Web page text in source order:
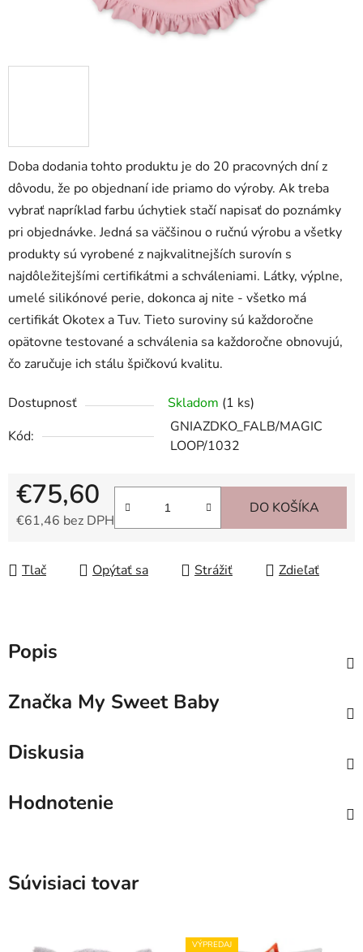
Doba dodania tohto produktu je do 20 pracovných dní z
dôvodu, že po objednaní ide priamo do výroby. Ak treba
vybrať napríklad farbu úchytiek stačí napisať do poznámky
pri objednávke. Jedná sa väčšinou o ručnú výrobu a všetky
produkty sú vyrobené z najkvalitnejších surovín s
najdôležitejšími certifikátmi a schváleniami. Látky, výplne,
umelé silikónové perie, dokonca aj nite - všetko má
certifikát Okotex a Tuv. Tieto suroviny sú každoročne
opätovne testované a schválenia sa každoročne obnovujú,
čo zaručuje ich stálu špičkovú kvalitu.
Dostupnosť Skladom (1 ks)
Kód:
GNIAZDKO_FALB/MAGIC
LOOP/1032
€75,60
€61,46 bez DPH
DO KOŠÍKA
Tlač Opýtať sa Strážiť Zdieľať
Popis
Značka My Sweet Baby
Diskusia
Hodnotenie
Súvisiaci tovar
VÝPREDAJ